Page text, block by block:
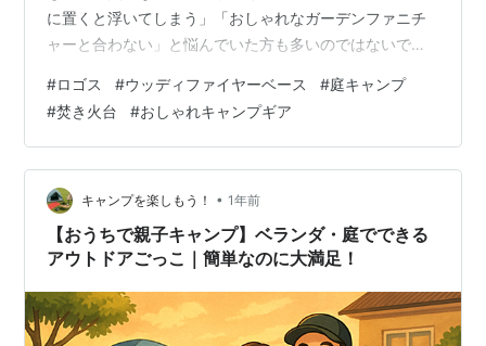
に置くと浮いてしまう」「おしゃれなガーデンファニチ
ャーと合わない」と悩んでいた方も多いのではないでし
気アウトドアブランド「LOGOS（ロゴス）」から登場し
ました。 2026年2月26日に新発売されるLOGOS ウッデ
ィファイヤーベースは、ステンレスの機能美と天然ウッ
ドの温もりが融合した、まさに「魅せる」焚き火台で
す。今回は、庭キャンプ（庭キャン）から本格的なキャ
ンプサイトまで幅広く活躍するこの新作…
#ロゴス #ウッディファイヤーベース #庭キャンプ
#焚き火台 #おしゃれキャンプギア
キャンプを楽しもう！ • 1年前
【おうちで親子キャンプ】ベランダ・庭でできる
アウトドアごっこ｜簡単なのに大満足！